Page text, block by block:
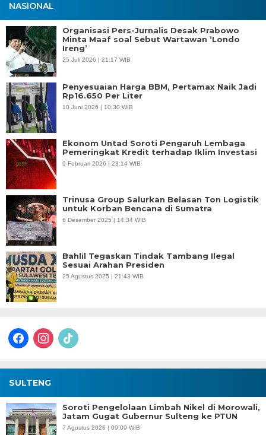
NASIONAL
Organisasi Pers-Jurnalis Desak Prabowo
Minta Maaf soal Sebut Wartawan ‘Londo
Ireng’
25 Juli 2026 | 21:17 WIB
Penyesuaian Harga BBM, Pertamax Naik Jadi
Rp16.650 Per Liter
10 Juni 2026 | 10:30 WIB
Ekonom Untad Soroti Pengaruh Lembaga
Pemeringkat Kredit terhadap Iklim Investasi
9 Februari 2026 | 23:14 WIB
Trinusa Group Salurkan Belasan Ton Logistik
untuk Korban Bencana di Sumatra
6 Desember 2025 | 14:34 WIB
Bahlil Tegaskan Tindak Tambang Ilegal
Sesuai Arahan Presiden
25 Agustus 2025 | 21:43 WIB
facebookinstagram
tiktok
SULTENG
Soroti Pengelolaan Limbah Nikel di Morowali,
Jatam Gugat Gubernur Sulteng ke PTUN
7 Agustus 2026 | 09:09 WIB